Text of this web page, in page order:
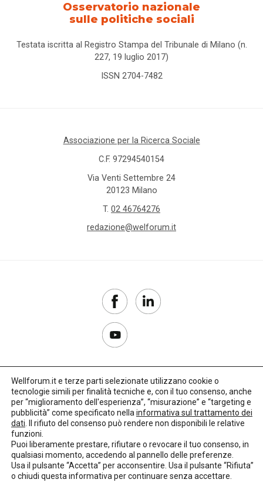
Osservatorio nazionale
sulle politiche sociali
Testata iscritta al Registro Stampa del Tribunale di Milano (n.
227, 19 luglio 2017)
ISSN 2704-7482
Associazione per la Ricerca Sociale
C.F. 97294540154
Via Venti Settembre 24
20123 Milano
T. 02 46764276
redazione@welforum.it
Copyright 2017–2026
Privacy Policy
Credits: LO Studio
Wellforum.it e terze parti selezionate utilizzano cookie o
tecnologie simili per finalità tecniche e, con il tuo consenso, anche
per “miglioramento dell'esperienza”, “misurazione” e “targeting e
pubblicità” come specificato nella informativa sul trattamento dei
dati . Il rifiuto del consenso può rendere non disponibili le relative
funzioni.
Puoi liberamente prestare, rifiutare o revocare il tuo consenso, in
qualsiasi momento, accedendo al pannello delle preferenze.
Usa il pulsante “Accetta” per acconsentire. Usa il pulsante “Rifiuta”
o chiudi questa informativa per continuare senza accettare.